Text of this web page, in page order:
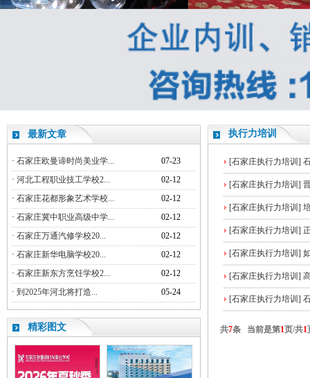
最新文章
· 石家庄欧曼谛时尚美业学...
07-23
· 河北工程职业技工学校2...
02-12
· 石家庄花都形象艺术学校...
02-12
· 石家庄冀中职业高级中学...
02-12
· 石家庄万通汽修学校20...
02-12
· 石家庄新华电脑学校20...
02-12
· 石家庄新东方烹饪学校2...
02-12
· 到2025年河北将打造... 05-24
精彩图文
执行力培训
[石家庄执行力培训]
[石家庄执行力培训]
[石家庄执行力培训]
[石家庄执行力培训]
[石家庄执行力培训]
[石家庄执行力培训]
[石家庄执行力培训]
共7条 当前是第1页/共1